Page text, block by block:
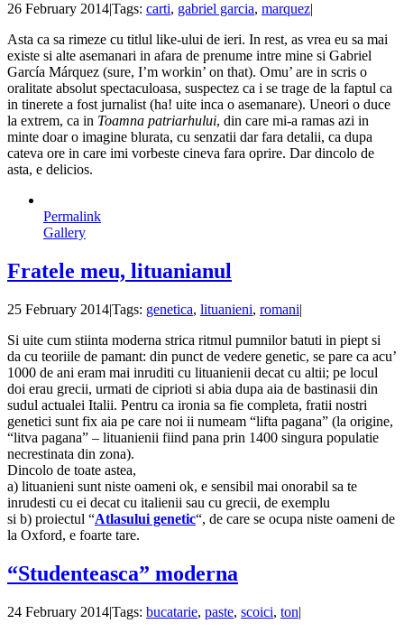
26 February 2014|Tags: carti, gabriel garcia, marquez|
Asta ca sa rimeze cu titlul like-ului de ieri. In rest, as vrea eu sa mai
existe si alte asemanari in afara de prenume intre mine si Gabriel
García Márquez (sure, I’m workin’ on that). Omu’ are in scris o
oralitate absolut spectaculoasa, suspectez ca i se trage de la faptul ca
in tinerete a fost jurnalist (ha! uite inca o asemanare). Uneori o duce
la extrem, ca in Toamna patriarhului, din care mi-a ramas azi in
minte doar o imagine blurata, cu senzatii dar fara detalii, ca dupa
cateva ore in care imi vorbeste cineva fara oprire. Dar dincolo de
asta, e delicios.
Permalink
Gallery
Fratele meu, lituanianul
25 February 2014|Tags: genetica, lituanieni, romani|
Si uite cum stiinta moderna strica ritmul pumnilor batuti in piept si
da cu teoriile de pamant: din punct de vedere genetic, se pare ca acu’
1000 de ani eram mai inruditi cu lituanienii decat cu altii; pe locul
doi erau grecii, urmati de ciprioti si abia dupa aia de bastinasii din
sudul actualei Italii. Pentru ca ironia sa fie completa, fratii nostri
genetici sunt fix aia pe care noi ii numeam “lifta pagana” (la origine,
“litva pagana” – lituanienii fiind pana prin 1400 singura populatie
necrestinata din zona).
Dincolo de toate astea,
a) lituanieni sunt niste oameni ok, e sensibil mai onorabil sa te
inrudesti cu ei decat cu italienii sau cu grecii, de exemplu
si b) proiectul “Atlasului genetic“, de care se ocupa niste oameni de
la Oxford, e foarte tare.
“Studenteasca” moderna
24 February 2014|Tags: bucatarie, paste, scoici, ton|